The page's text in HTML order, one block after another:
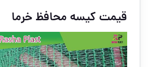
قیمت کیسه محافظ خرما